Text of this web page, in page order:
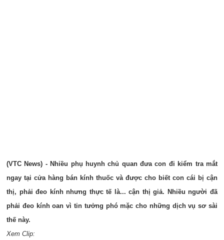
(VTC News) - Nhiều phụ huynh chủ quan đưa con đi kiểm tra mắt
ngay tại cửa hàng bán kính thuốc và được cho biết con cái bị cận
thị, phải đeo kính nhưng thực tế là... cận thị giả. Nhiều người đã
phải đeo kính oan vì tin tưởng phó mặc cho những dịch vụ sơ sài
thế này.
Xem Clip: